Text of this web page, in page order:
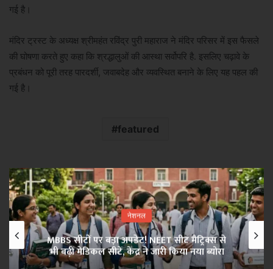
गई है।
मंदिर ट्रस्ट के अध्यक्ष श्रीमहंत रविंद्र पुरी महाराज ने मंदिर परिसर में इस फैसले
की घोषणा करते हुए कहा कि श्रद्धालुओं की आस्था सर्वोपरि है. इसलिए चढ़ावे के
प्रबंधन को पूरी तरह पारदर्शी, जवाबदेह और व्यवस्थित बनाने के लिए यह पहल की
गई है।
featured
नेशनल
MBBS सीटों पर बड़ा अपडेट! NEET सीट मैट्रिक्स से
भी बढ़ीं मेडिकल सीटें, केंद्र ने जारी किया नया ब्योरा